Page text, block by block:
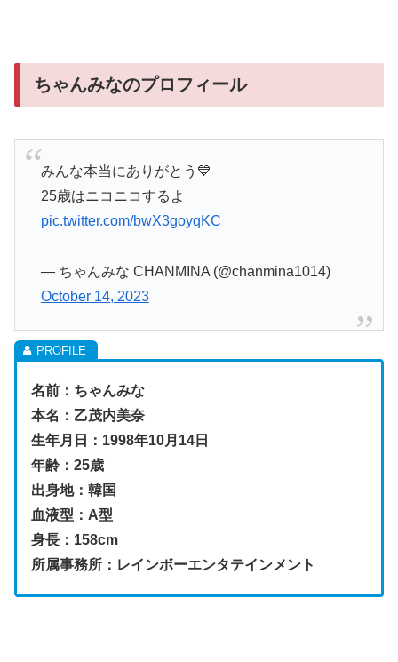
ちゃんみなのプロフィール
みんな本当にありがとう💙
25歳はニコニコするよ
pic.twitter.com/bwX3goyqKC
— ちゃんみな CHANMINA (@chanmina1014)
October 14, 2023
名前：ちゃんみな
本名：乙茂内美奈
生年月日：1998年10月14日
年齢：25歳
出身地：韓国
血液型：A型
身長：158cm
所属事務所：レインボーエンタテインメント